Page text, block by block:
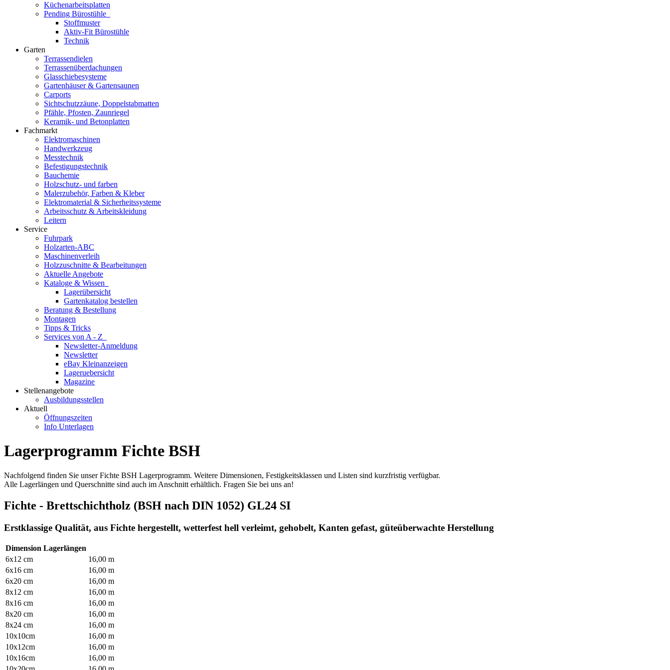
Küchenarbeitsplatten
Pending Bürostühle
Stoffmuster
Aktiv-Fit Bürostühle
Technik
Garten
Terrassendielen
Terrassenüberdachungen
Glasschiebesysteme
Gartenhäuser & Gartensaunen
Carports
Sichtschutzzäune, Doppelstabmatten
Pfähle, Pfosten, Zaunriegel
Keramik- und Betonplatten
Fachmarkt
Elektromaschinen
Handwerkzeug
Messtechnik
Befestigungstechnik
Bauchemie
Holzschutz- und farben
Malerzubehör, Farben & Kleber
Elektromaterial & Sicherheitssysteme
Arbeitsschutz & Arbeitskleidung
Leitern
Service
Fuhrpark
Holzarten-ABC
Maschinenverleih
Holzzuschnitte & Bearbeitungen
Aktuelle Angebote
Kataloge & Wissen
Lagerübersicht
Gartenkatalog bestellen
Beratung & Bestellung
Montagen
Tipps & Tricks
Services von A - Z
Newsletter-Anmeldung
Newsletter
eBay Kleinanzeigen
Lageruebersicht
Magazine
Stellenangebote
Ausbildungsstellen
Aktuell
Öffnungszeiten
Info Unterlagen
Lagerprogramm Fichte BSH
Nachfolgend finden Sie unser Fichte BSH Lagerprogramm. Weitere Dimensionen, Festigkeitsklassen und Listen sind kurzfristig verfügbar.
Alle Lagerlängen und Querschnitte sind auch im Anschnitt erhältlich. Fragen Sie bei uns an!
Fichte - Brettschichtholz (BSH nach DIN 1052) GL24 SI
Erstklassige Qualität, aus Fichte hergestellt, wetterfest hell verleimt, gehobelt, Kanten gefast, güteüberwachte Herstellung
Dimension Lagerlängen
6x12 cm
16,00 m
6x16 cm
16,00 m
6x20 cm
16,00 m
8x12 cm
16,00 m
8x16 cm
16,00 m
8x20 cm
16,00 m
8x24 cm
16,00 m
10x10cm
16,00 m
10x12cm
16,00 m
10x16cm
16,00 m